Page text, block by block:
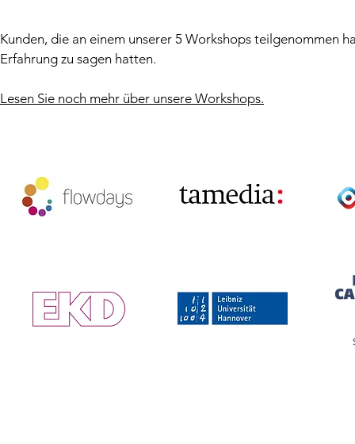
Kunden, die an einem unserer 5 Workshops teilgenommen
Erfahrung zu sagen hatten.
Lesen Sie noch mehr über unsere Workshops.